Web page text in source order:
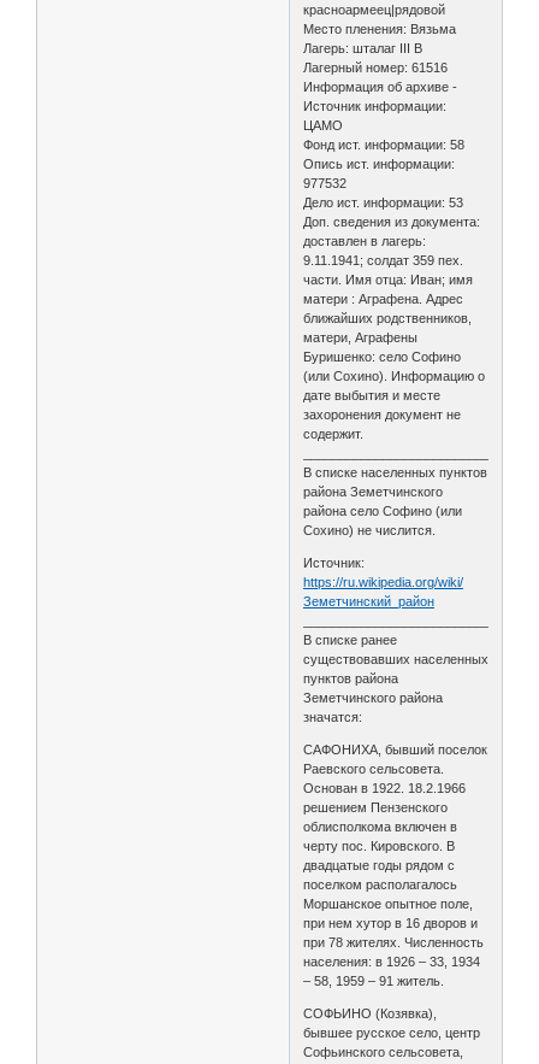
красноармеец|рядовой
Место пленения: Вязьма
Лагерь: шталаг III B
Лагерный номер: 61516
Информация об архиве -
Источник информации:
ЦАМО
Фонд ист. информации: 58
Опись ист. информации:
977532
Дело ист. информации: 53
Доп. сведения из документа:
доставлен в лагерь:
9.11.1941; солдат 359 пех.
части. Имя отца: Иван; имя
матери : Аграфена. Адрес
ближайших родственников,
матери, Аграфены
Буришенко: село Софино
(или Сохино). Информацию о
дате выбытия и месте
захоронения документ не
содержит.
В списке населенных пунктов
района Земетчинского
района село Софино (или
Сохино) не числится.
Источник:
https://ru.wikipedia.org/wiki/
Земетчинский_район
В списке ранее
существовавших населенных
пунктов района
Земетчинского района
значатся:
САФОНИХА, бывший поселок
Раевского сельсовета.
Основан в 1922. 18.2.1966
решением Пензенского
облисполкома включен в
черту пос. Кировского. В
двадцатые годы рядом с
поселком располагалось
Моршанское опытное поле,
при нем хутор в 16 дворов и
при 78 жителях. Численность
населения: в 1926 – 33, 1934
– 58, 1959 – 91 житель.
СОФЬИНО (Козявка),
бывшее русское село, центр
Софьинского сельсовета,